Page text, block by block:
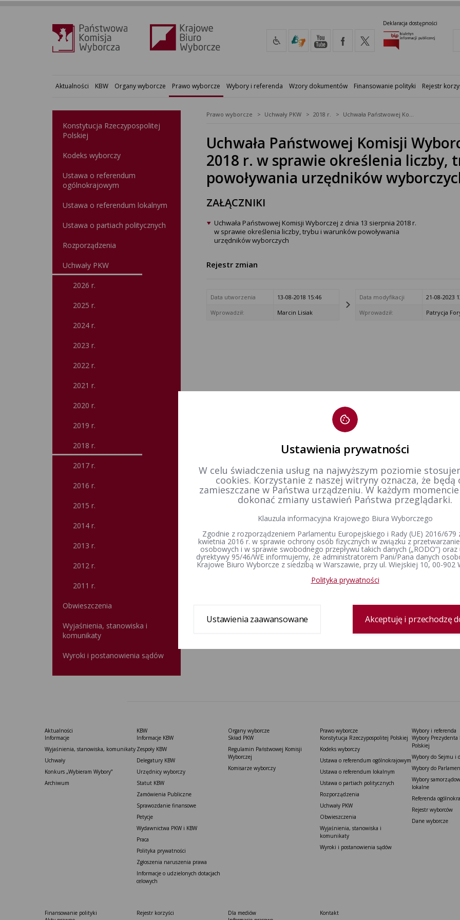
Deklaracja dostępności
Aktualności KBW Organy wyborcze Prawo wyborcze Wybory i referenda Wzory dokumentów Finansowanie polityki Rejestr
Konstytucja Rzeczypospolitej
Polskiej​
Kodeks wyborczy
Ustawa o referendum
ogólnokrajowym
Ustawa o referendum lokalnym
Ustawa o partiach politycznych
Rozporządzenia
Uchwały PKW
2026 r.
2025 r.
2024 r.
2023 r.
2022 r.
2021 r.
2020 r.
2019 r.
2018 r.
2017 r.
2016 r.
2015 r.
2014 r.
2013 r.
2012 r.
2011 r.
Obwieszczenia
Wyjaśnienia, stanowiska i
komunikaty
Wyroki i postanowienia sądów
Prawo wyborcze Uchwały PKW 2018 r.
Uchwała Państwowej Komisji
2018 r. w sprawie określenia liczby,
powoływania urzędników
ZAŁĄCZNIKI
Uchwała Państwowej Komisji Wyborczej z dnia 13 sierpnia 2018 r.
w sprawie określenia liczby, trybu i warunków powoływania
urzędników wyborczych
Rejestr zmian
Data utworzenia
13-08-2018 15:46
Wprowadził:
Marcin Lisiak
Data modyfikacji
21-08-2023
Wprowadził:
Patrycja
Aktualności
Informacje
Wyjaśnienia, stanowiska, komunikaty
Uchwały
Konkurs „Wybieram Wybory”
Archiwum
KBW
Informacje KBW
Zespoły KBW
Delegatury ​KBW
Urzędnicy wyborczy
Statut K​BW
Zamówienia Publiczne
Sprawozdanie finansowe
Petycje
Wydawnictwa PKW i KBW
Praca
Polityka prywatności
Zgłoszenia naruszenia prawa
Informacje o udzielonych dotacjach
celowych
Organy wyborcze
Skład PKW
Regulamin Państwowej Komisji
Wyborczej
Komisarze wyborczy
Prawo wyborcze
Konstytucja Rzeczypospolitej Polskiej​
Kodeks wyborczy
Ustawa o referendum ogólnokrajowym
Ustawa o referendum lokalnym
Ustawa o partiach politycznych
Rozporządzenia
Uchwały PKW
Obwieszczenia
Wyjaśnienia, stanowiska i
komunikaty
Wyroki i postanowienia sądów
Wybory i referenda
Wybory Prezydenta
Polskiej
Wybory do Sejmu i
Wybory do
Wybory
lokalne
Referenda
Rejestr wyborców
Dane wyborcze
Finansowanie polityki
Rejestr korzyści
Dla mediów
Kontakt
Ustawienia prywatności
W celu świadczenia usług na najwyższym poziomie
cookies. Korzystanie z naszej witryny oznacza, że będą
zamieszczane w Państwa urządzeniu. W każdym
dokonać zmiany ustawień Państwa przeglądarki.
Klauzula informacyjna Krajowego Biura Wyborczego
Zgodnie z rozporządzeniem Parlamentu Europejskiego i Rady (UE) 2016/679
kwietnia 2016 r. w sprawie ochrony osób fizycznych w związku z
osobowych i w sprawie swobodnego przepływu takich danych („RODO”) oraz
dyrektywy 95/46/WE informujemy, że administratorem Pani/Pana danych
Krajowe Biuro Wyborcze z siedzibą w Warszawie, przy ul. Wiejskiej 10, 00-902
Polityka prywatności
Ustawienia zaawansowane Akceptuję i przechodzę